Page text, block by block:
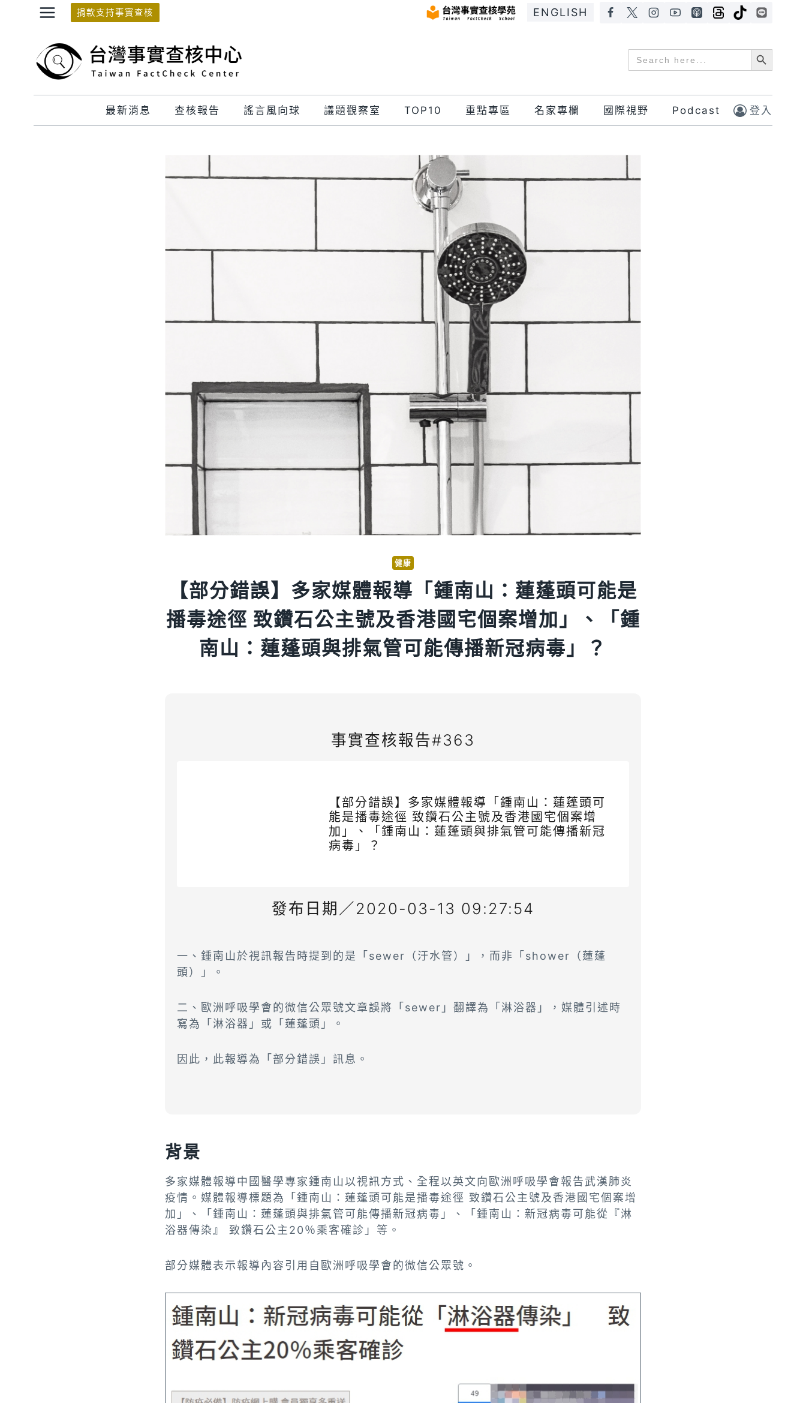
捐款支持事實查核 ENGLISH
Search
for:
Search Button
最新消息 查核報告 謠言風向球 議題觀察室 TOP10 重點專區 名家專欄 國際視野 Podcast 登入
健康
【部分錯誤】多家媒體報導「鍾南山：蓮蓬頭可能是
播毒途徑 致鑽石公主號及香港國宅個案增加」、「鍾
南山：蓮蓬頭與排氣管可能傳播新冠病毒」？
事實查核報告#363
【部分錯誤】多家媒體報導「鍾南山：蓮蓬頭可
能是播毒途徑 致鑽石公主號及香港國宅個案增
加」、「鍾南山：蓮蓬頭與排氣管可能傳播新冠
病毒」？
發布日期／2020-03-13 09:27:54
一、鍾南山於視訊報告時提到的是「sewer（汙水管）」，而非「shower（蓮蓬
頭）」。
二、歐洲呼吸學會的微信公眾號文章誤將「sewer」翻譯為「淋浴器」，媒體引述時
寫為「淋浴器」或「蓮蓬頭」。
因此，此報導為「部分錯誤」訊息。
背景
多家媒體報導中國醫學專家鍾南山以視訊方式、全程以英文向歐洲呼吸學會報告武漢肺炎
疫情。媒體報導標題為「鍾南山：蓮蓬頭可能是播毒途徑 致鑽石公主號及香港國宅個案增
加」、「鍾南山：蓮蓬頭與排氣管可能傳播新冠病毒」、「鍾南山：新冠病毒可能從『淋
浴器傳染』 致鑽石公主20％乘客確診」等。
部分媒體表示報導內容引用自歐洲呼吸學會的微信公眾號。